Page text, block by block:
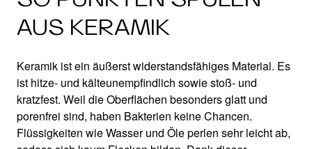
AUS KERAMIK
Keramik ist ein äußerst widerstandsfähiges Material. Es
ist hitze- und kälteunempfindlich sowie stoß- und
kratzfest. Weil die Oberflächen besonders glatt und
porenfrei sind, haben Bakterien keine Chancen.
Flüssigkeiten wie Wasser und Öle perlen sehr leicht ab,